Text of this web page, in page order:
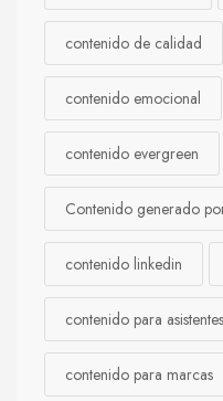
contenido de calidad
contenido emocional
contenido evergreen
Contenido generado
contenido linkedin
contenido para
contenido para marcas